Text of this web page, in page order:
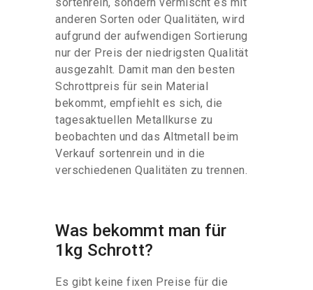
anderen Sorten oder Qualitäten, wird
aufgrund der aufwendigen Sortierung
nur der Preis der niedrigsten Qualität
ausgezahlt. Damit man den besten
Schrottpreis für sein Material
bekommt, empfiehlt es sich, die
tagesaktuellen Metallkurse zu
beobachten und das Altmetall beim
Verkauf sortenrein und in die
verschiedenen Qualitäten zu trennen.
Was bekommt man für
1kg Schrott?
Es gibt keine fixen Preise für die